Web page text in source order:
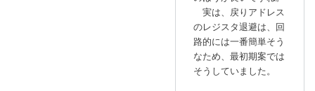
実は、戻りアドレス
のレジスタ退避は、回
路的には一番簡単そう
なため、最初期案では
そうしていました。